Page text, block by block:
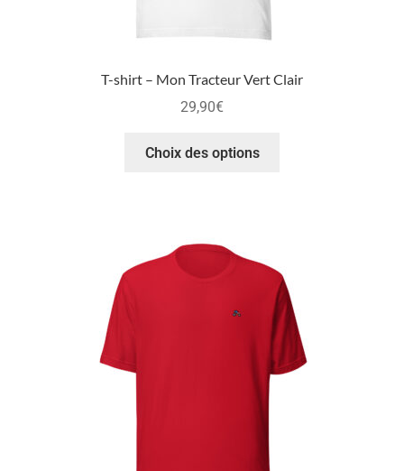
T-shirt – Mon Tracteur Vert Clair
29,90€
Choix des options